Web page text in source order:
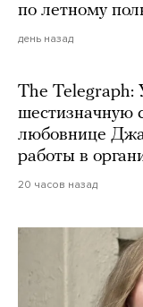
по летному
день назад
The
шестизначную
любовнице
работы в
20 часов назад